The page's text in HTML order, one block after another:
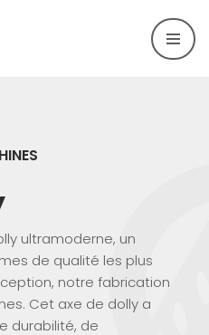
ultramoderne, un
de qualité les plus
notre fabrication
Cet axe de dolly a
durabilité, de